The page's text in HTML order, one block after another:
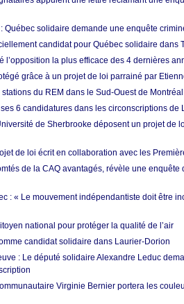
Québec solidaire demande une enquête
candidat pour Québec solidaire dans
l’opposition la plus efficace des 4 dernières
grâce à un projet de loi parrainé par
du REM dans le Sud-Ouest de Montréal
6 candidatures dans les circonscriptions de
de Sherbrooke déposent un projet de
de loi écrit en collaboration avec les
de la CAQ avantagés, révèle une
: « Le mouvement indépendantiste doit être
national pour protéger la qualité de l’air
candidat solidaire dans Laurier-Dorion
: Le député solidaire Alexandre Leduc
Virginie Bernier portera les